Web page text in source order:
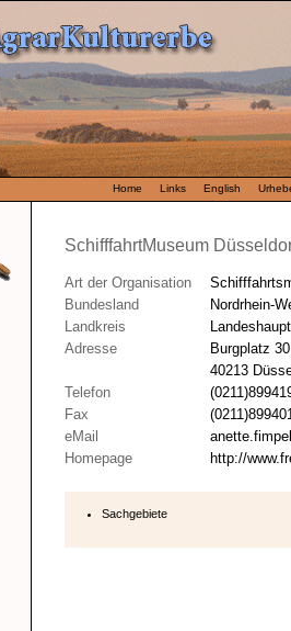
Home Links English
SchifffahrtMuseum
Art der Organisation
Bundesland
Nordrhein-
Landkreis
Adresse
Burgplatz 30
40213
Telefon
Fax
eMail
Homepage
http://
Sachgebiete